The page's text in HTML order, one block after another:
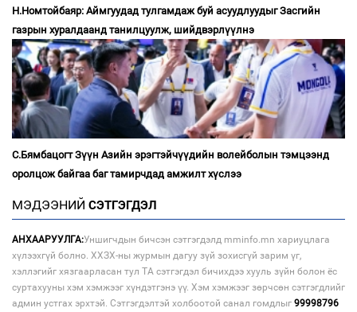
Н.Номтойбаяр: Аймгуудад тулгамдаж буй асуудлуудыг Засгийн
газрын хуралдаанд танилцуулж, шийдвэрлүүлнэ
С.Бямбацогт Зүүн Азийн эрэгтэйчүүдийн волейболын тэмцээнд
оролцож байгаа баг тамирчдад амжилт хүслээ
МЭДЭЭНИЙ СЭТГЭГДЭЛ
АНХААРУУЛГА:Уншигчдын бичсэн сэтгэгдэлд mminfo.mn хариуцлага
хүлээхгүй болно. ХХЗХ-ны журмын дагуу зүй зохисгүй зарим үг,
хэллэгийг хязгаарласан тул ТА сэтгэгдэл бичихдээ хууль зүйн болон ёс
суртахууны хэм хэмжээг хүндэтгэнэ үү. Хэм хэмжээг зөрчсөн сэтгэгдлийг
админ устгах эрхтэй. Сэтгэгдэлтэй холбоотой санал гомдлыг 99998796